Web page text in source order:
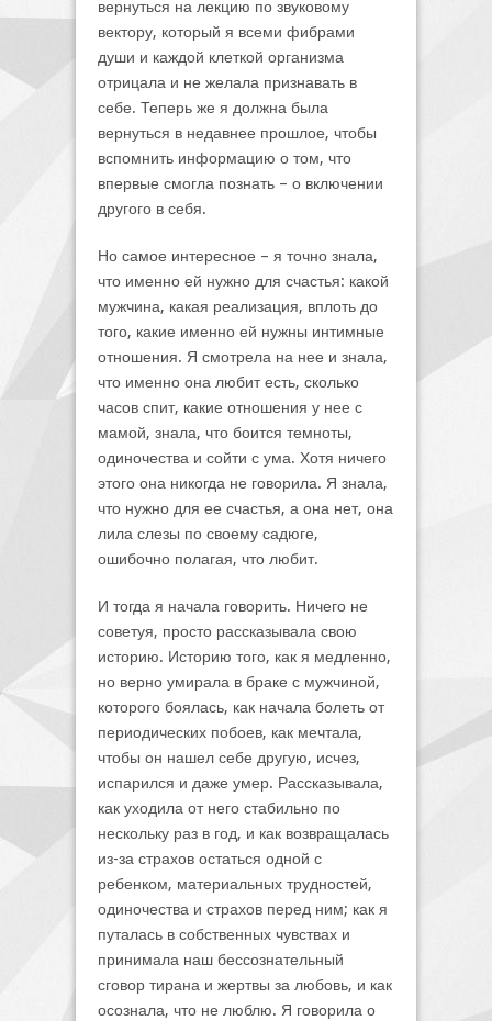
вернуться на лекцию по звуковому
вектору, который я всеми фибрами
души и каждой клеткой организма
отрицала и не желала признавать в
себе. Теперь же я должна была
вернуться в недавнее прошлое, чтобы
вспомнить информацию о том, что
впервые смогла познать – о включении
другого в себя.
Но самое интересное – я точно знала,
что именно ей нужно для счастья: какой
мужчина, какая реализация, вплоть до
того, какие именно ей нужны интимные
отношения. Я смотрела на нее и знала,
что именно она любит есть, сколько
часов спит, какие отношения у нее с
мамой, знала, что боится темноты,
одиночества и сойти с ума. Хотя ничего
этого она никогда не говорила. Я знала,
что нужно для ее счастья, а она нет, она
лила слезы по своему садюге,
ошибочно полагая, что любит.
И тогда я начала говорить. Ничего не
советуя, просто рассказывала свою
историю. Историю того, как я медленно,
но верно умирала в браке с мужчиной,
которого боялась, как начала болеть от
периодических побоев, как мечтала,
чтобы он нашел себе другую, исчез,
испарился и даже умер. Рассказывала,
как уходила от него стабильно по
нескольку раз в год, и как возвращалась
из-за страхов остаться одной с
ребенком, материальных трудностей,
одиночества и страхов перед ним; как я
путалась в собственных чувствах и
принимала наш бессознательный
сговор тирана и жертвы за любовь, и как
осознала, что не люблю. Я говорила о